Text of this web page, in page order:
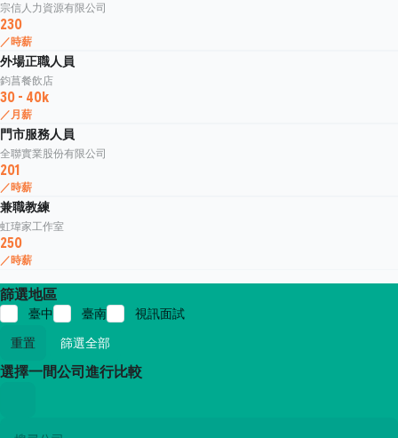
宗信人力資源有限公司
230
／時薪
外場正職人員
鈞菖餐飲店
30 - 40k
／月薪
門市服務人員
全聯實業股份有限公司
201
／時薪
兼職教練
虹瑋家工作室
250
／時薪
篩選地區
臺中 臺南
視訊面試
重置
篩選全部
選擇一間公司進行比較